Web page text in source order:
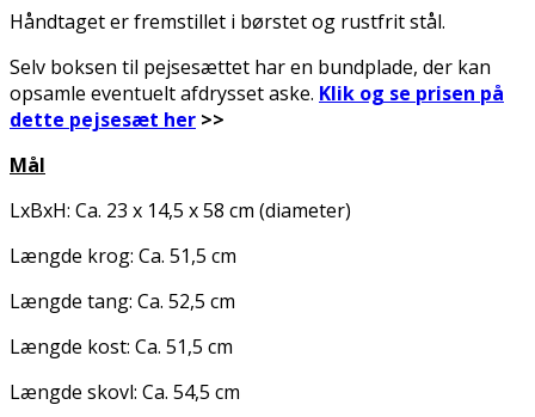
Håndtaget er fremstillet i børstet og rustfrit stål.
Selv boksen til pejsesættet har en bundplade, der kan
opsamle eventuelt afdrysset aske. Klik og se prisen på
dette pejsesæt her >>
Mål
LxBxH: Ca. 23 x 14,5 x 58 cm (diameter)
Længde krog: Ca. 51,5 cm
Længde tang: Ca. 52,5 cm
Længde kost: Ca. 51,5 cm
Længde skovl: Ca. 54,5 cm